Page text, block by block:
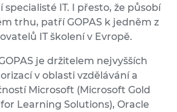
IT. I přesto, že působí
trhu, patří GOPAS k jedněm z
IT školení v Evropě.
je držitelem nejvyšších
v oblasti vzdělávání a
Microsoft (Microsoft Gold
Learning Solutions), Oracle